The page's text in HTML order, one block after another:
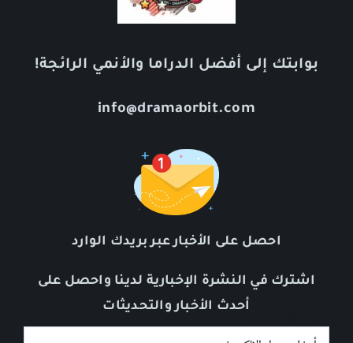
بوابتك إلى أفضل الدراما والأنمي الرائجة!
info@dramaorbit.com
احصل على الأخبار عبر بريدك الوارد
اشترك في النشرة الإخبارية لدينا واحصل على
أحدث الأخبار والتحديثات